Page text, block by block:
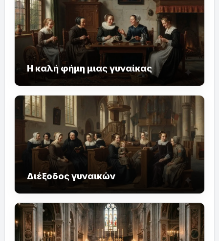
Η καλή φήμη μιας γυναίκας
Διέξοδος γυναικών